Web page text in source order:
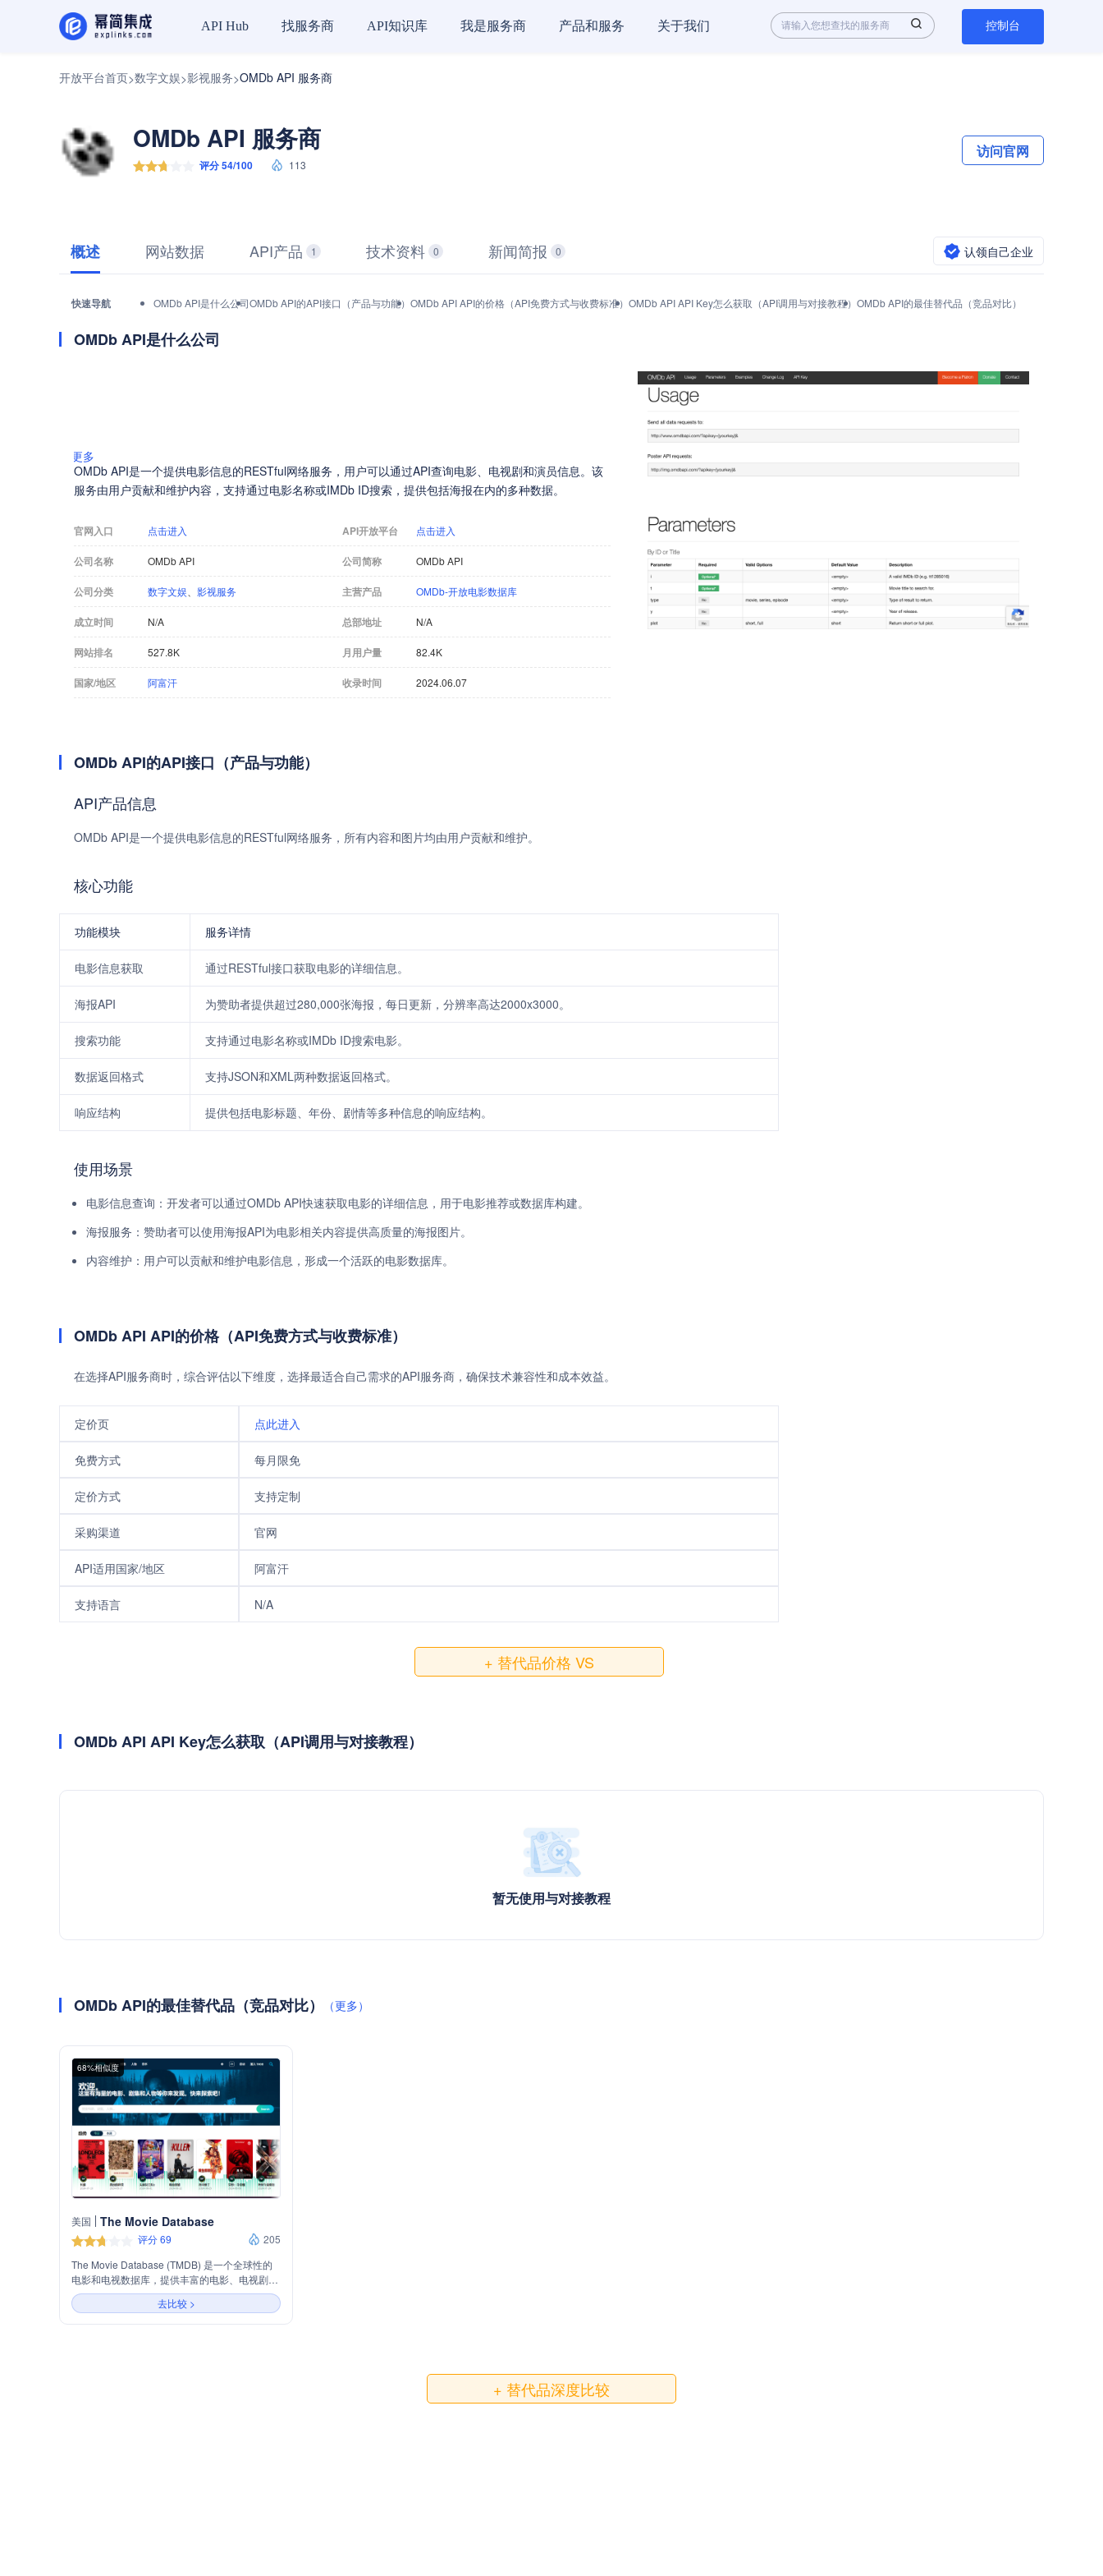
API Hub 找服务商 API知识库 我是服务商 产品和服务 关于我们 控制台
开放平台首页>数字文娱>影视服务>OMDb API 服务商
OMDb API 服务商
评分 54/100 113
访问官网
概述 网站数据 API产品 1 技术资料 0 新闻简报 0 认领自己企业
快速导航 OMDb API是什么公司OMDb API的API接口（产品与功能） OMDb API API的价格（API免费方式与收费标准） OMDb API API Key怎么获取（API调用与对接教程） OMDb API的最佳替代品（竞品对比）
OMDb API是什么公司
更多
OMDb API是一个提供电影信息的RESTful网络服务，用户可以通过API查询电影、电视剧和演员信息。该
服务由用户贡献和维护内容，支持通过电影名称或IMDb ID搜索，提供包括海报在内的多种数据。
官网入口 点击进入 API开放平台 点击进入
公司名称 OMDb API 公司简称 OMDb API
公司分类 数字文娱 影视服务 主营产品 OMDb-开放电影数据库
成立时间 N/A 总部地址 N/A
网站排名 527.8K 月用户量 82.4K
国家/地区 阿富汗 收录时间 2024.06.07
OMDb API的API接口（产品与功能）
API产品信息
OMDb API是一个提供电影信息的RESTful网络服务，所有内容和图片均由用户贡献和维护。
核心功能
功能模块 服务详情
电影信息获取 通过RESTful接口获取电影的详细信息。
海报API 为赞助者提供超过280,000张海报，每日更新，分辨率高达2000x3000。
搜索功能 支持通过电影名称或IMDb ID搜索电影。
数据返回格式 支持JSON和XML两种数据返回格式。
响应结构 提供包括电影标题、年份、剧情等多种信息的响应结构。
使用场景
电影信息查询：开发者可以通过OMDb API快速获取电影的详细信息，用于电影推荐或数据库构建。
海报服务：赞助者可以使用海报API为电影相关内容提供高质量的海报图片。
内容维护：用户可以贡献和维护电影信息，形成一个活跃的电影数据库。
OMDb API API的价格（API免费方式与收费标准）
在选择API服务商时，综合评估以下维度，选择最适合自己需求的API服务商，确保技术兼容性和成本效益。
定价页 点此进入
免费方式 每月限免
定价方式 支持定制
采购渠道 官网
API适用国家/地区 阿富汗
支持语言 N/A
+ 替代品价格 VS
OMDb API API Key怎么获取（API调用与对接教程）
暂无使用与对接教程
OMDb API的最佳替代品（竞品对比） （更多）
68%相似度
美国 The Movie Database
评分 69
205
The Movie Database (TMDB) 是一个全球性的
电影和电视数据库，提供丰富的电影、电视剧以
及人物信息。用户可以浏览流行作品、最新上
映、即将上映以及高评分内容。TMDB 还允许用
户创建个人列表，追踪观看历史，并根据个人喜
去比较 >
+ 替代品深度比较